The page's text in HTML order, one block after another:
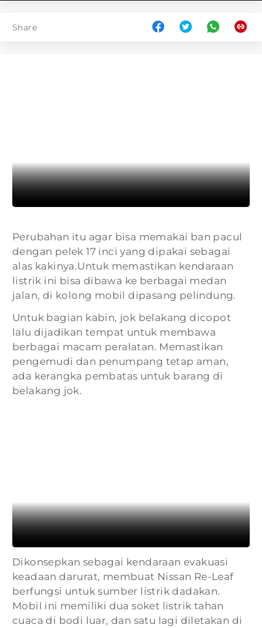
Share
Perubahan itu agar bisa memakai ban pacul
dengan pelek 17 inci yang dipakai sebagai
alas kakinya.Untuk memastikan kendaraan
listrik ini bisa dibawa ke berbagai medan
jalan, di kolong mobil dipasang pelindung.
Untuk bagian kabin, jok belakang dicopot
lalu dijadikan tempat untuk membawa
berbagai macam peralatan. Memastikan
pengemudi dan penumpang tetap aman,
ada kerangka pembatas untuk barang di
belakang jok.
Dikonsepkan sebagai kendaraan evakuasi
keadaan darurat, membuat Nissan Re-Leaf
berfungsi untuk sumber listrik dadakan.
Mobil ini memiliki dua soket listrik tahan
cuaca di bodi luar, dan satu lagi diletakan di